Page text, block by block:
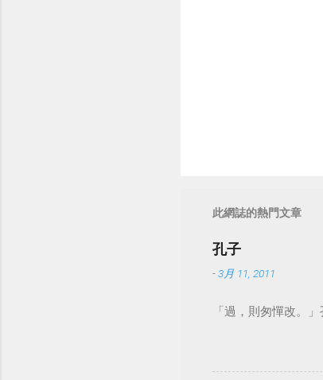
此網誌的熱門文章
孔子
-3月 11, 2011
「過，則匆憚改。